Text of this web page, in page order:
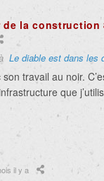
de la construction
Le diable est dans les
travail au noir.
que
il y a